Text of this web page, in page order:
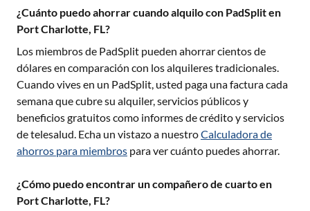
¿Cuánto puedo ahorrar cuando alquilo con PadSplit en
Port Charlotte, FL?
Los miembros de PadSplit pueden ahorrar cientos de
dólares en comparación con los alquileres tradicionales.
Cuando vives en un PadSplit, usted paga una factura cada
semana que cubre su alquiler, servicios públicos y
beneficios gratuitos como informes de crédito y servicios
de telesalud. Echa un vistazo a nuestroCalculadora de
ahorros para miembros para ver cuánto puedes ahorrar.
¿Cómo puedo encontrar un compañero de cuarto en
Port Charlotte, FL?